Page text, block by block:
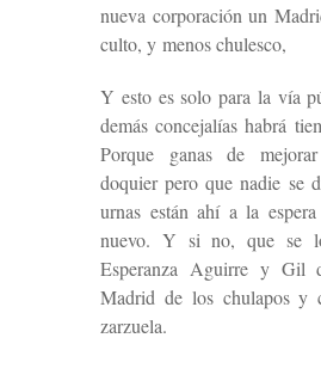
nueva corporación un
culto, y menos chulesco,
Y esto es solo para la vía
demás concejalías habrá
Porque ganas de
doquier pero que nadie se
urnas están ahí a la
nuevo. Y si no, que se
Esperanza Aguirre y Gil
Madrid de los chulapos y
zarzuela.